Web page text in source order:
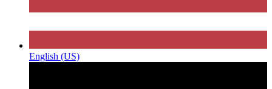
English (US)